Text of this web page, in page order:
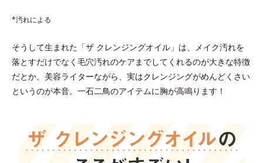
*汚れによる
そうして生まれた「ザ クレンジングオイル」は、メイク汚れを
落とすだけでなく毛穴汚れのケアまでしてくれるのが大きな特徴
だとか。美容ライターながら、実はクレンジングがめんどくさい
というのが本音。一石二鳥のアイテムに胸が高鳴ります！